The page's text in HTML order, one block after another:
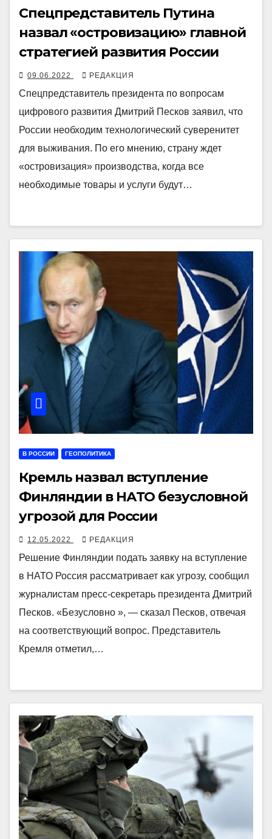
Спецпредставитель Путина
назвал «островизацию» главной
стратегией развития России
09.06.2022 РЕДАКЦИЯ
Спецпредставитель президента по вопросам
цифрового развития Дмитрий Песков заявил, что
России необходим технологический суверенитет
для выживания. По его мнению, страну ждет
«островизация» производства, когда все
необходимые товары и услуги будут…
В РОССИИ ГЕОПОЛИТИКА
Кремль назвал вступление
Финляндии в НАТО безусловной
угрозой для России
12.05.2022 РЕДАКЦИЯ
Решение Финляндии подать заявку на вступление
в НАТО Россия рассматривает как угрозу, сообщил
журналистам пресс-секретарь президента Дмитрий
Песков. «Безусловно », — сказал Песков, отвечая
на соответствующий вопрос. Представитель
Кремля отметил,…